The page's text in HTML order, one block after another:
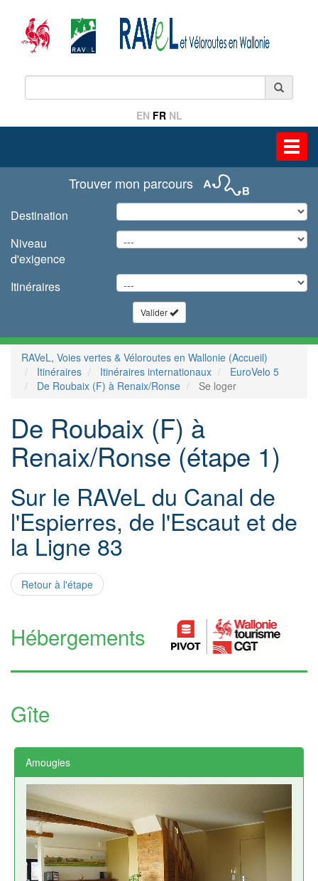
EN FR NL
Trouver mon parcours
Destination
Niveau
d'exigence
Itinéraires
Valider
RAVeL, Voies vertes & Véloroutes en Wallonie (Accueil)
Itinéraires
Itinéraires internationaux
EuroVelo 5
De Roubaix (F) à Renaix/Ronse
Se loger
De Roubaix (F) à
Renaix/Ronse (étape 1)
Sur le RAVeL du Canal de
l'Espierres, de l'Escaut et de
la Ligne 83
Retour à l'étape
Hébergements
Gîte
Amougies